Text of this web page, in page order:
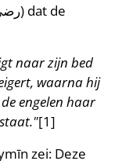
naar zijn bed
waarna hij
engelen haar
[1]
zei: Deze